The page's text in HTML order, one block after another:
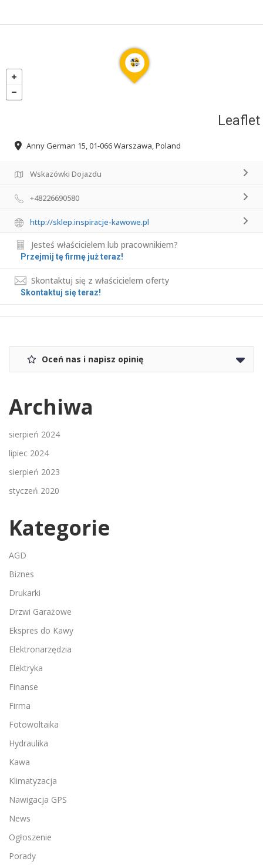
Leaflet
Anny German 15, 01-066 Warszawa, Poland
Wskazówki Dojazdu
+48226690580
http://sklep.inspiracje-kawowe.pl
Jesteś właścicielem lub pracownikiem?
Przejmij tę firmę już teraz!
Skontaktuj się z właścicielem oferty
Skontaktuj się teraz!
Oceń nas i napisz opinię
Archiwa
sierpień 2024
lipiec 2024
sierpień 2023
styczeń 2020
Kategorie
AGD
Biznes
Drukarki
Drzwi Garażowe
Ekspres do Kawy
Elektronarzędzia
Elektryka
Finanse
Firma
Fotowoltaika
Hydraulika
Kawa
Klimatyzacja
Nawigacja GPS
News
Ogłoszenie
Porady